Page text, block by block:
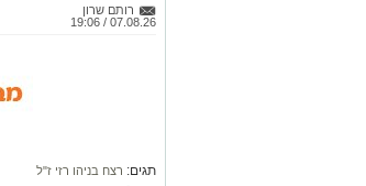
קרדיט: סורוקה
המרכז הרפואי
אביב גולדברט למנהל
פרופ' דודי גרינברג,
החטיבה לרפואת
ובמחלות ריאה בילדים.
רותם שרון
07.08.26 / 19:06
תגים: רצח בניהו רזי ז"ל